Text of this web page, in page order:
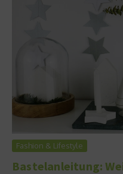
Fashion & Lifestyle
Bastelanleitung: